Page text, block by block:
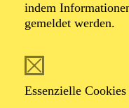
indem
gemeldet werden.
Essenzielle Cookies
Für